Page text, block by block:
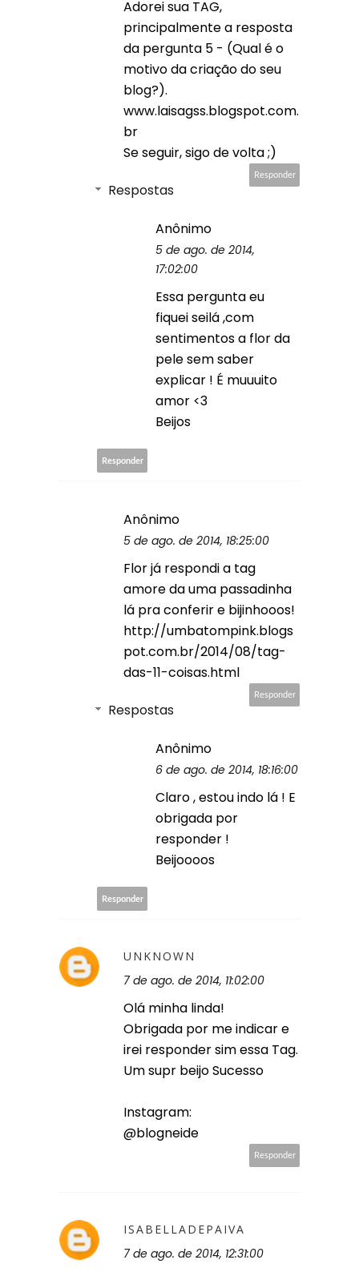
Adorei sua TAG,
principalmente a resposta
da pergunta 5 - (Qual é o
motivo da criação do seu
blog?).
www.laisagss.blogspot.com.
br
Se seguir, sigo de volta ;)
Responder
Respostas
Anônimo
5 de ago. de 2014,
17:02:00
Essa pergunta eu
fiquei seilá ,com
sentimentos a flor da
pele sem saber
explicar ! É muuuito
amor <3
Beijos
Responder
Anônimo
5 de ago. de 2014, 18:25:00
Flor já respondi a tag
amore da uma passadinha
lá pra conferir e bijinhooos!
http://umbatompink.blogs
pot.com.br/2014/08/tag-
das-11-coisas.html
Responder
Respostas
Anônimo
6 de ago. de 2014, 18:16:00
Claro , estou indo lá ! E
obrigada por
responder !
Beijoooos
Responder
UNKNOWN
7 de ago. de 2014, 11:02:00
Olá minha linda!
Obrigada por me indicar e
irei responder sim essa Tag.
Um supr beijo Sucesso
Instagram:
@blogneide
Responder
ISABELLADEPAIVA
7 de ago. de 2014, 12:31:00